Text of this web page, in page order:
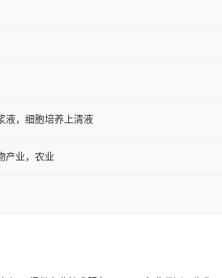
液，细胞培养上清液
产业，农业